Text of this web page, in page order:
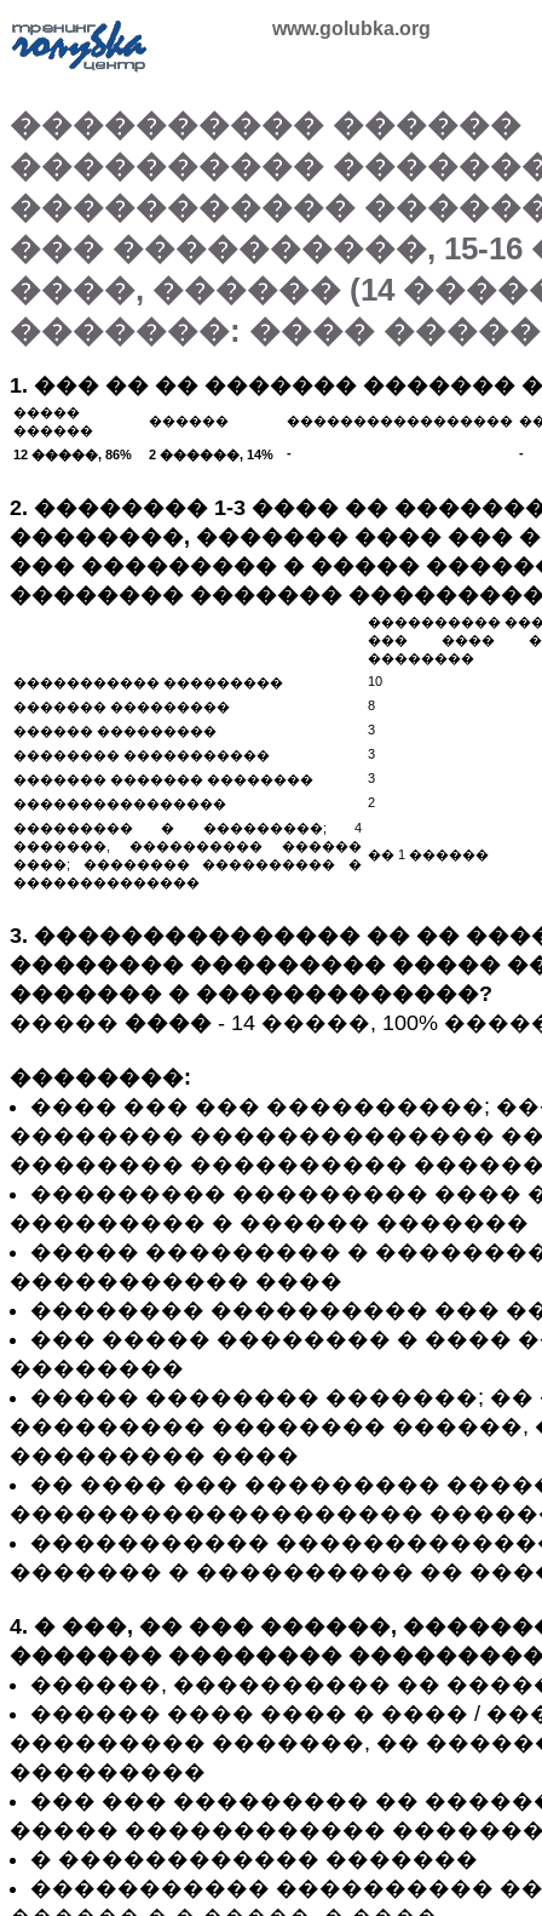
www.golubka.org
���������� ������
����������
�����������
��� ����������, 15-16
����, ������ (14
�������: ����
1. ��� �� �� ������� �������
�����
������
������ �����������������
12 �����, 86% 2 ������, 14% - -
2. �������� 1-3 ���� ��
��������, ������� ���� ���
��� ��������� � �����
�������� �������
����������
��� ����
��������
����������� ���������
10
������� ���������
8
������ ���������
3
�������� �����������
3
������� ������� ��������
3
����������������
2
��������� � ���������; 4
�������, ���������� ������
����; �������� ���������� �
��������������
�� 1 ������
3. ��������������� �� ��
�������� ��������� �����
������� � �������������?
����� ���� - 14 �����, 100%
��������:
���� ��� ��� ����������;
�������� ��������������
�������� ����������
��������� ��������� ����
��������� � ������ �������
����� ��������� �
����������� ����
�������� ���������� ���
��� ����� �������� � ����
��������
����� �������� �������; ��
��������� �������� ������,
��������� ����
�� ���� ��� ���������
�������������������
�����������
������� � ���������� ��
4. � ���, �� ��� ������,
������� ��������
������, ���������� ��
������ ���� ���� � ���� /
��������� �������, ��
���������
��� ��� ��������� ��
����� ������������
� ������������ �������
����������� ����������